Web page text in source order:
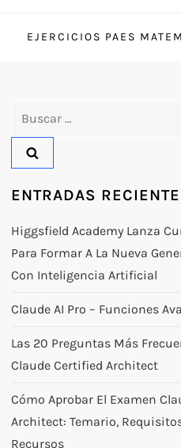
EJERCICIOS PAES
ENTRADAS
Higgsfield Academy Lanza
Para Formar A La Nueva
Con Inteligencia Artificial
Claude AI Pro – Funciones
Las 20 Preguntas Más
Claude Certified Architect
Cómo Aprobar El Examen
Architect: Temario,
Recursos